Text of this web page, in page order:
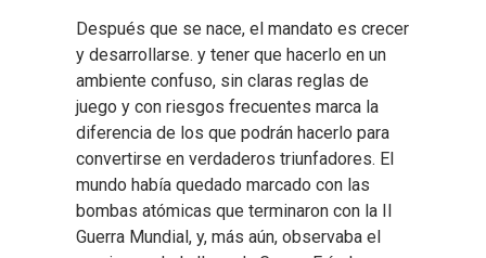
Después que se nace, el mandato es crecer
y desarrollarse. y tener que hacerlo en un
ambiente confuso, sin claras reglas de
juego y con riesgos frecuentes marca la
diferencia de los que podrán hacerlo para
convertirse en verdaderos triunfadores. El
mundo había quedado marcado con las
bombas atómicas que terminaron con la II
Guerra Mundial, y, más aún, observaba el